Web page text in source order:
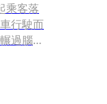
乘客落
行駛而
過腦漿